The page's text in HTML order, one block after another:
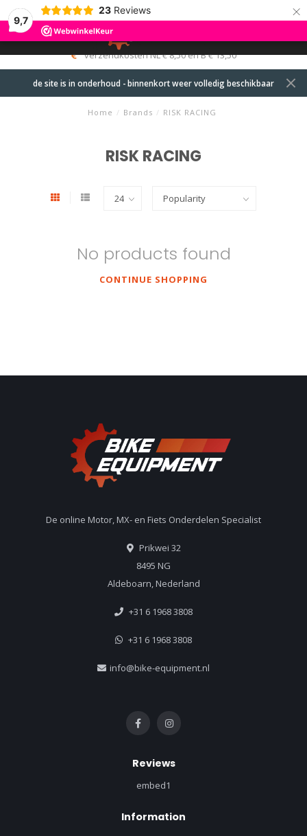
9,7
23 Reviews ×
MENU
0
verzendkosten NL € 8,50 en B € 13,50
de site is in onderhoud - binnenkort weer volledig beschikbaar
Home / Brands / RISK RACING
RISK RACING
No products found
CONTINUE SHOPPING
De online Motor, MX- en Fiets Onderdelen Specialist
Prikwei 32
8495 NG
Aldeboarn, Nederland
+31 6 1968 3808
+31 6 1968 3808
info@bike-equipment.nl
Reviews
embed1
Information